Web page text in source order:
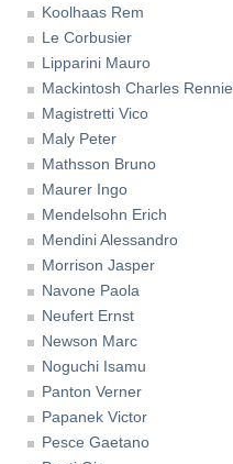
Koolhaas Rem
Le Corbusier
Lipparini Mauro
Mackintosh Charles Rennie
Magistretti Vico
Maly Peter
Mathsson Bruno
Maurer Ingo
Mendelsohn Erich
Mendini Alessandro
Morrison Jasper
Navone Paola
Neufert Ernst
Newson Marc
Noguchi Isamu
Panton Verner
Papanek Victor
Pesce Gaetano